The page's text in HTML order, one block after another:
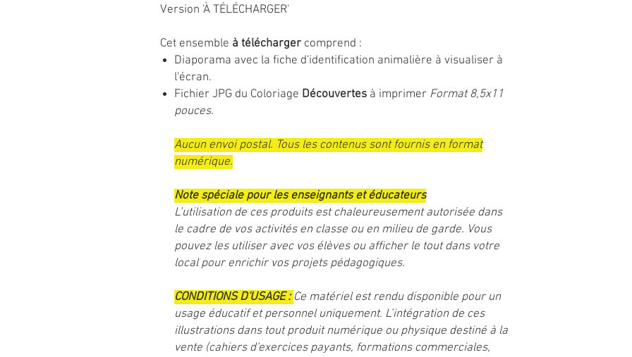
Version 'À TÉLÉCHARGER'
Cet ensemble à télécharger comprend :
Diaporama avec la fiche d'identification animalière à visualiser à
l'écran.
Fichier JPG du Coloriage Découvertes à imprimer Format 8,5x11
pouces.
Aucun envoi postal. Tous les contenus sont fournis en format
numérique.
Note spéciale pour les enseignants et éducateurs
L’utilisation de ces produits est chaleureusement autorisée dans
le cadre de vos activités en classe ou en milieu de garde. Vous
pouvez les utiliser avec vos élèves ou afficher le tout dans votre
local pour enrichir vos projets pédagogiques.
CONDITIONS D'USAGE : Ce matériel est rendu disponible pour un
usage éducatif et personnel uniquement. L’intégration de ces
illustrations dans tout produit numérique ou physique destiné à la
vente (cahiers d'exercices payants, formations commerciales,